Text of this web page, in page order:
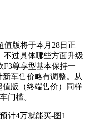
值版将于本月28日正
不过具体哪些方面升级
F3尊享型基本保持一
新车售价略有调整。从
值版（终端售价）同样
门槛。